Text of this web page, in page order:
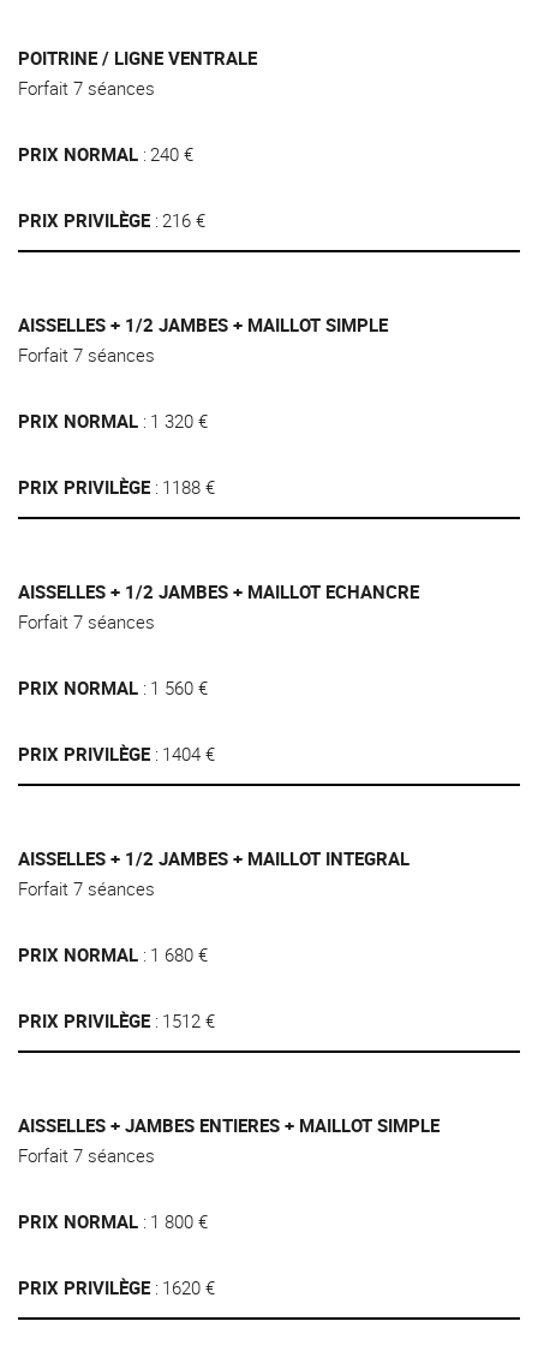
POITRINE / LIGNE VENTRALE
Forfait 7 séances
PRIX NORMAL 240 €
PRIX PRIVILÈGE 216 €
AISSELLES + 1/2 JAMBES + MAILLOT SIMPLE
Forfait 7 séances
PRIX NORMAL 1 320 €
PRIX PRIVILÈGE 1188 €
AISSELLES + 1/2 JAMBES + MAILLOT ECHANCRE
Forfait 7 séances
PRIX NORMAL 1 560 €
PRIX PRIVILÈGE 1404 €
AISSELLES + 1/2 JAMBES + MAILLOT INTEGRAL
Forfait 7 séances
PRIX NORMAL 1 680 €
PRIX PRIVILÈGE 1512 €
AISSELLES + JAMBES ENTIERES + MAILLOT SIMPLE
Forfait 7 séances
PRIX NORMAL 1 800 €
PRIX PRIVILÈGE 1620 €